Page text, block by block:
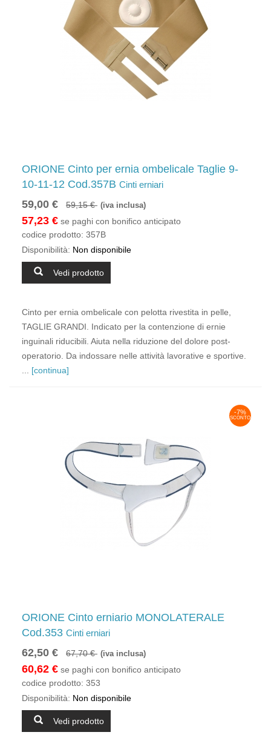
ORIONE Cinto per ernia ombelicale Taglie 9-
10-11-12 Cod.357B Cinti erniari
59,00 € 59,15 € (iva inclusa)
57,23 € se paghi con bonifico anticipato
codice prodotto: 357B
Disponibilità: Non disponibile
Vedi prodotto
Cinto per ernia ombelicale con pelotta rivestita in pelle,
TAGLIE GRANDI. Indicato per la contenzione di ernie
inguinali riducibili. Aiuta nella riduzione del dolore post-
operatorio. Da indossare nelle attività lavorative e sportive.
[continua]
-7%
SCONTO
ORIONE Cinto erniario MONOLATERALE
Cod.353 Cinti erniari
62,50 € 67,70 € (iva inclusa)
60,62 € se paghi con bonifico anticipato
codice prodotto: 353
Disponibilità: Non disponibile
Vedi prodotto